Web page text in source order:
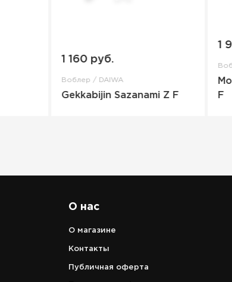
1 160 руб.
Воблер / DAIWA
Gekkabijin Sazanami Z F
1
F
О нас
О магазине
Контакты
Публичная оферта
ул. Звёздная, д. 14, 1 этаж.